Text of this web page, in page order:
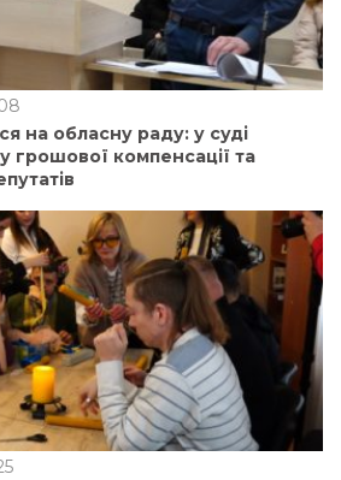
на обласну раду: у суді
грошової компенсації та